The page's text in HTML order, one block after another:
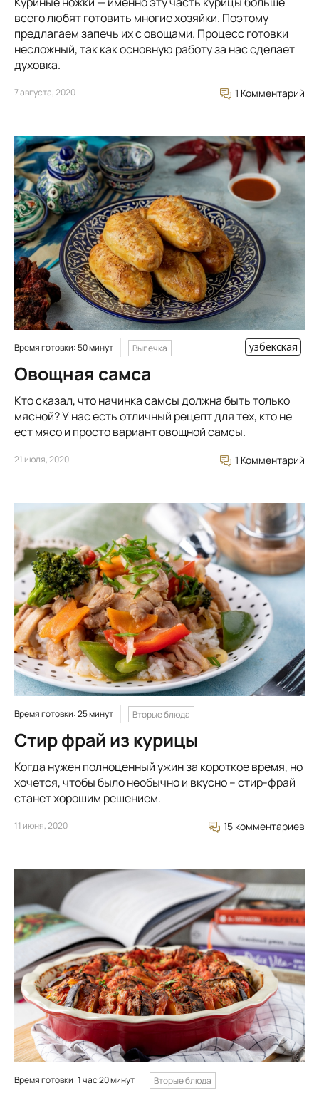
всего любят готовить многие хозяйки. Поэтому
предлагаем запечь их с овощами. Процесс готовки
несложный, так как основную работу за нас сделает
духовка.
7 августа, 2020 1 Комментарий
Время готовки: 50 минут Выпечка узбекская
Овощная самса
Кто сказал, что начинка самсы должна быть только
мясной? У нас есть отличный рецепт для тех, кто не
ест мясо и просто вариант овощной самсы.
21 июля, 2020 1 Комментарий
Время готовки: 25 минут Вторые блюда
Стир фрай из курицы
Когда нужен полноценный ужин за короткое время, но
хочется, чтобы было необычно и вкусно – стир-фрай
станет хорошим решением.
11 июня, 2020 15 комментариев
Время готовки: 1 час 20 минут Вторые блюда